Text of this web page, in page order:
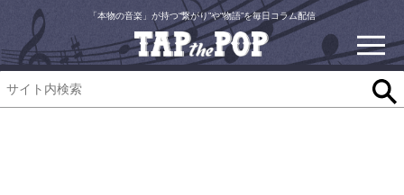
「本物の音楽」が持つ“繋がり”や“物語”を毎日コラム配信